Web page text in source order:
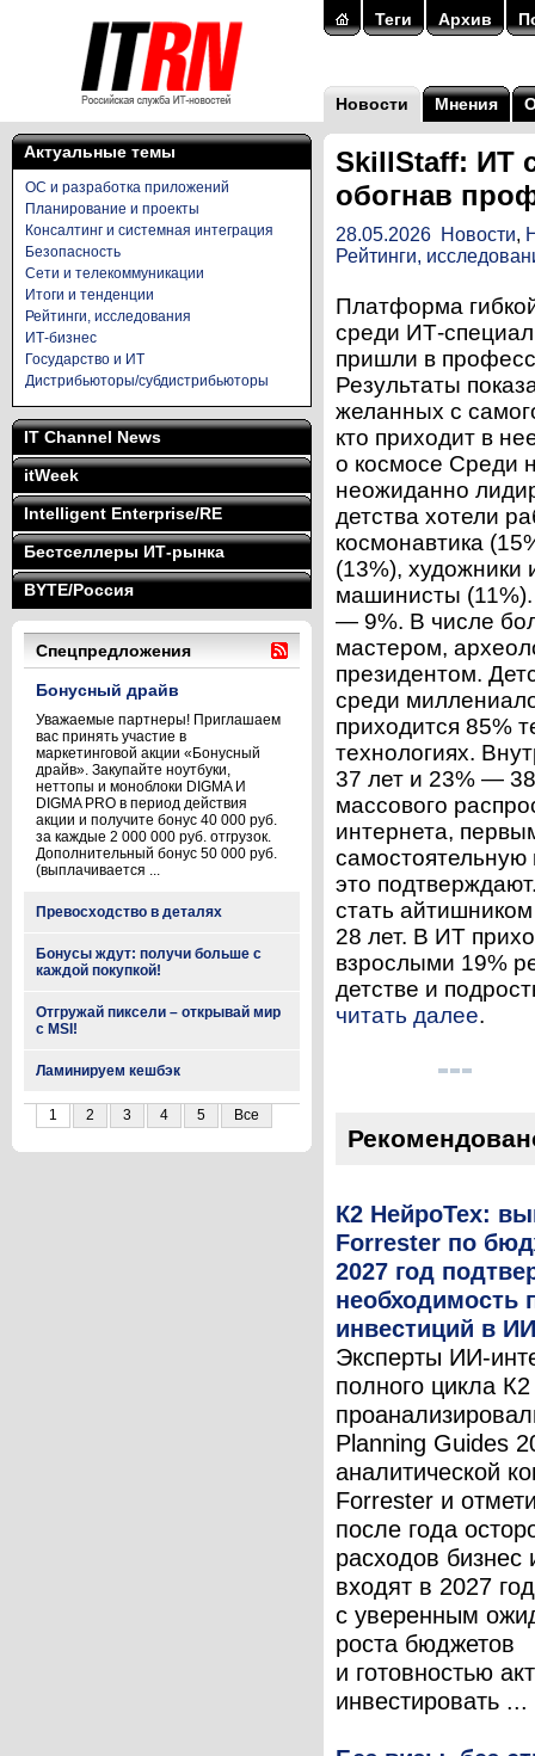
Теги Архив
Новости Мнения
Актуальные темы
ОС и разработка приложений
Планирование и проекты
Консалтинг и системная интеграция
Безопасность
Сети и телекоммуникации
Итоги и тенденции
Рейтинги, исследования
ИТ-бизнес
Государство и ИТ
Дистрибьюторы/субдистрибьюторы
IT Channel News
itWeek
Intelligent Enterprise/RE
Бестселлеры ИТ-рынка
BYTE/Россия
Спецпредложения
Бонусный драйв
Уважаемые партнеры! Приглашаем
вас принять участие в
маркетинговой акции «Бонусный
драйв». Закупайте ноутбуки,
неттопы и моноблоки DIGMA И
DIGMA PRO в период действия
акции и получите бонус 40 000 руб.
за каждые 2 000 000 руб. отгрузок.
Дополнительный бонус 50 000 руб.
(выплачивается ...
Превосходство в деталях
Бонусы ждут: получи больше с
каждой покупкой!
Отгружай пиксели – открывай мир
с MSI!
Ламинируем кешбэк
1 2 3 4 5 Все
SkillStaff: ИТ
обогнав
28.05.2026 Новости,
Рейтинги,
Платформа
среди ИТ-
пришли в
Результаты
желанных с
кто приходит в
о космосе Среди
неожиданно
детства хотели
космонавтика
(13%), художники
машинисты (11%).
— 9%. В числе
мастером,
президентом.
среди
приходится 85%
технологиях.
37 лет и 23% —
массового
интернета,
это
стать
28 лет. В ИТ
взрослыми 19%
детстве и
читать далее.
К2 НейроТех:
Forrester по
2027 год
необходимость
инвестиций в ИИ
Эксперты ИИ-
полного цикла
Planning Guides
аналитической
Forrester и
после года
расходов
входят в 2027 год
с уверенным
роста бюджетов
и готовностью
инвестировать ...